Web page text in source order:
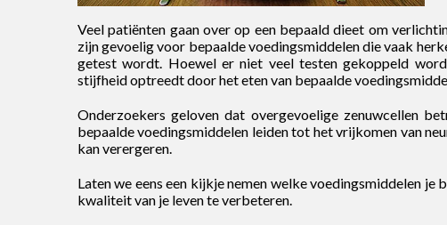
Veel patiënten gaan over op een bepaald dieet om
zijn gevoelig voor bepaalde voedingsmiddelen die vaak
getest wordt. Hoewel er niet veel testen gekoppeld
stijfheid optreedt door het eten van bepaalde
Onderzoekers geloven dat overgevoelige zenuwcellen
bepaalde voedingsmiddelen leiden tot het vrijkomen van
kan verergeren.
Laten we eens een kijkje nemen welke voedingsmiddelen
kwaliteit van je leven te verbeteren.